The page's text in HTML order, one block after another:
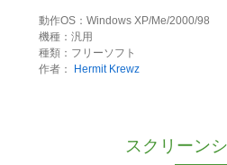
動作OS：Windows XP/Me/2000/98
機種：汎用
種類：フリーソフト
作者：
Hermit Krewz
スクリーン